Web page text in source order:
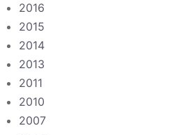
2016
2015
2014
2013
2011
2010
2007